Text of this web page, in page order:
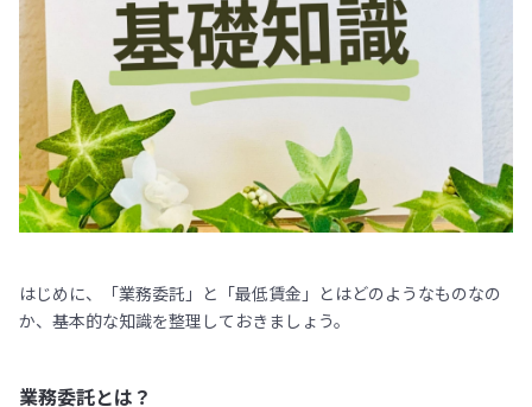
はじめに、「業務委託」と「最低賃金」とはどのようなものなの
か、基本的な知識を整理しておきましょう。
業務委託とは？